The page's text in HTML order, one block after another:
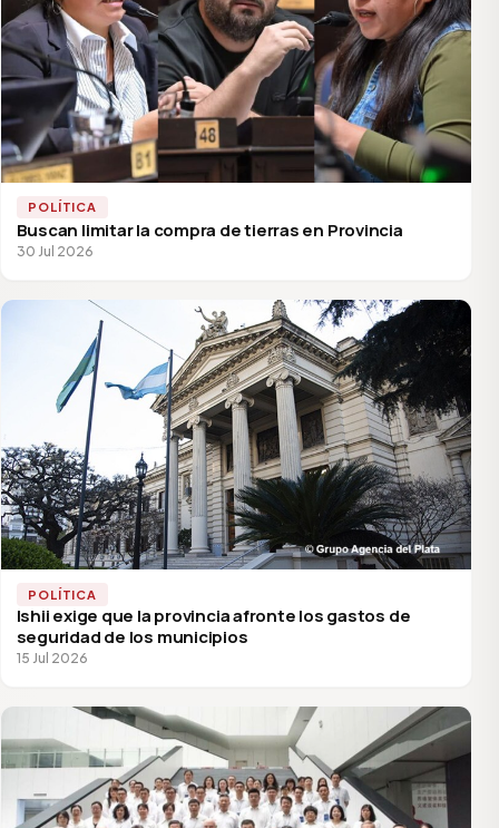
POLÍTICA
Buscan limitar la compra de tierras en Provincia
30 Jul 2026
POLÍTICA
Ishii exige que la provincia afronte los gastos de
seguridad de los municipios
15 Jul 2026